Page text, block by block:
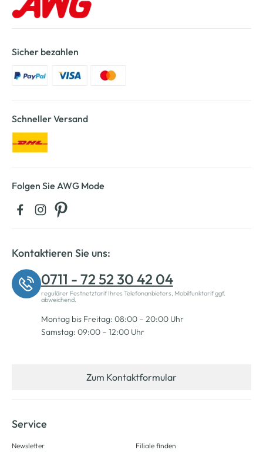
Sicher bezahlen
Schneller Versand
Folgen Sie AWG Mode
Kontaktieren Sie uns:
0711 - 72 52 30 42 04
regulärer Festnetztarif Ihres Telefonanbieters, Mobilfunktarif ggf.
abweichend.
Montag bis Freitag: 08:00 – 20:00 Uhr
Samstag: 09:00 – 12:00 Uhr
Zum Kontaktformular
Service
Newsletter Filiale finden